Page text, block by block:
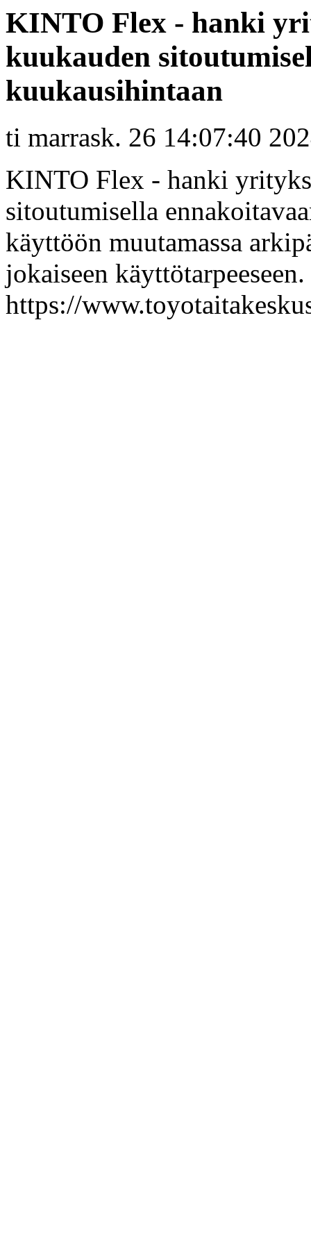
KINTO Flex - hanki
kuukauden
kuukausihintaan
ti marrask. 26 14:07:40
KINTO Flex - hanki
sitoutumisella
käyttöön muutamassa
jokaiseen
https://